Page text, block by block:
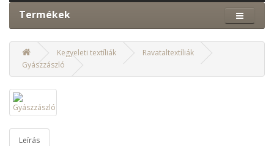
Termékek
Kegyeleti textíliák
Ravataltextíliák
Gyászzászló
Leírás